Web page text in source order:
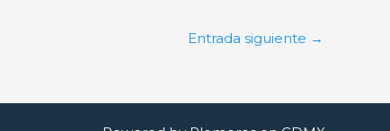
Entrada siguiente →